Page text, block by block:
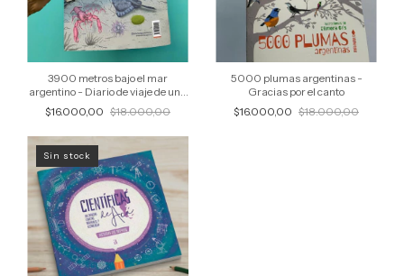
3900 metros bajo el mar
argentino - Diario de viaje de una
bióloga marina
$16.000,00 $18.000,00
5000 plumas argentinas -
Gracias por el canto
$16.000,00 $18.000,00
Sin stock